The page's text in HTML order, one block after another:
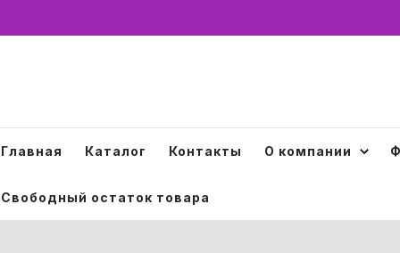
Главная Каталог Контакты О компании
Свободный остаток товара